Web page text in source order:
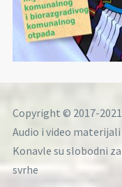
Copyright © 2017-
Audio i video
Konavle su slobodni
svrhe